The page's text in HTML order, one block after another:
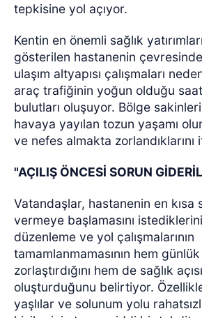
tepkisine yol açıyor.
Kentin en önemli sağlık
gösterilen hastanenin
ulaşım altyapısı çalışmaları
araç trafiğinin yoğun olduğu
bulutları oluşuyor. Bölge
havaya yayılan tozun yaşamı
ve nefes almakta zorlandıklarını
"AÇILIŞ ÖNCESİ SORUN
Vatandaşlar, hastanenin en kısa
vermeye başlamasını
düzenleme ve yol çalışmalarının
tamamlanmamasının hem günlük
zorlaştırdığını hem de sağlık
oluşturduğunu belirtiyor.
yaşlılar ve solunum yolu